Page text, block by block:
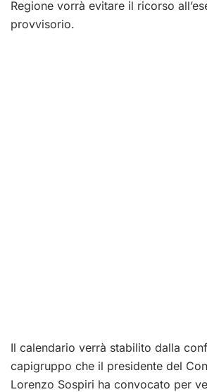
Regione vorrà evitare il ricorso
provvisorio.
Il calendario verrà stabilito dalla
capigruppo che il presidente del
Lorenzo Sospiri ha convocato per